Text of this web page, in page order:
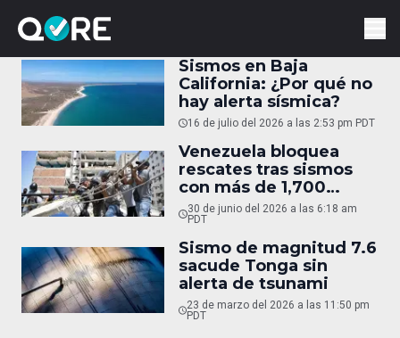
Sismos en Baja
California: ¿Por qué no
hay alerta sísmica?
16 de julio del 2026 a las 2:53 pm PDT
Venezuela bloquea
rescates tras sismos
con más de 1,700
muertos
30 de junio del 2026 a las 6:18 am
PDT
Sismo de magnitud 7.6
sacude Tonga sin
alerta de tsunami
23 de marzo del 2026 a las 11:50 pm
PDT